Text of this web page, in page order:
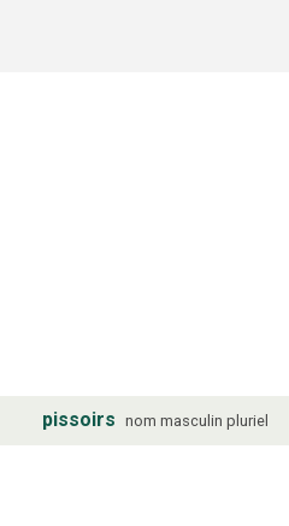
pissoirs nom masculin pluriel